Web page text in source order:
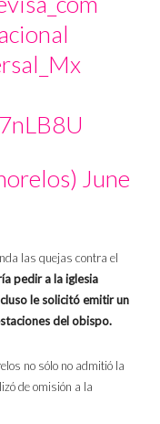
June
las quejas contra el
pedir a la iglesia
le solicitó emitir un
del obispo.
no sólo no admitió la
de omisión a la